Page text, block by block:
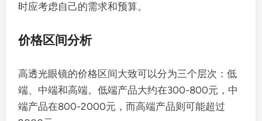
时应考虑自己的需求和预算。
价格区间分析
高透光眼镜的价格区间大致可以分为三个层次：低
端、中端和高端。低端产品大约在300-800元，中
端产品在800-2000元，而高端产品则可能超过